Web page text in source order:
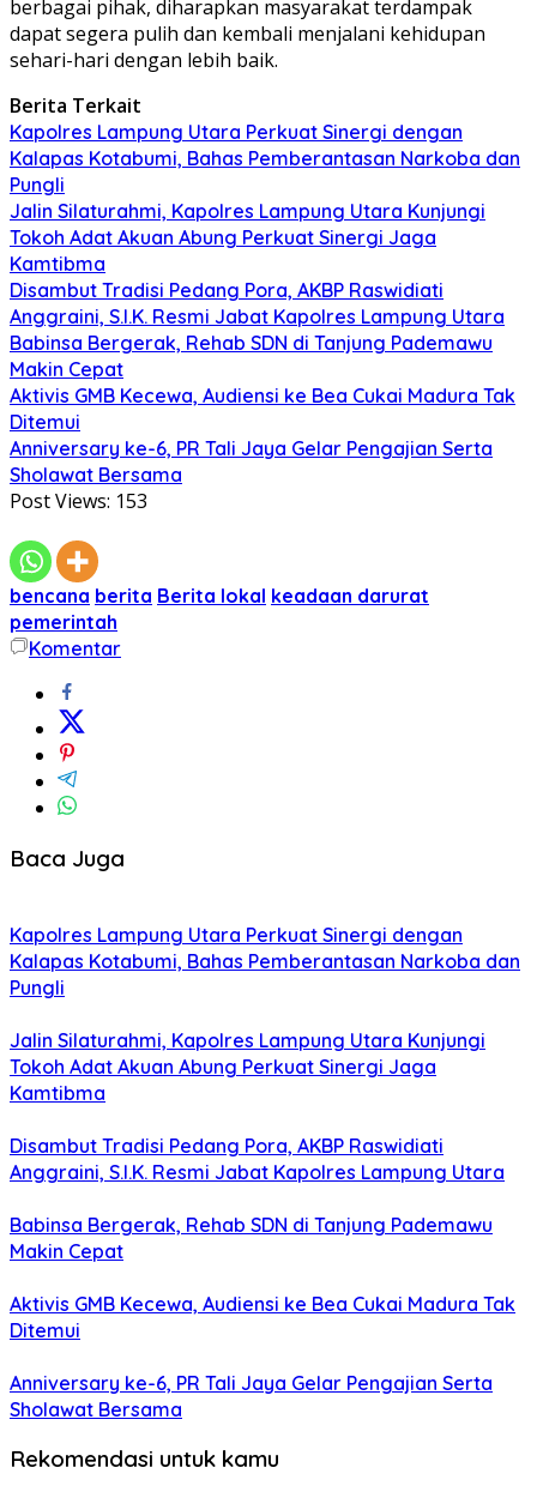
berbagai pihak, diharapkan masyarakat terdampak
dapat segera pulih dan kembali menjalani kehidupan
sehari-hari dengan lebih baik.
Berita Terkait
Kapolres Lampung Utara Perkuat Sinergi dengan
Kalapas Kotabumi, Bahas Pemberantasan Narkoba dan
Pungli
Jalin Silaturahmi, Kapolres Lampung Utara Kunjungi
Tokoh Adat Akuan Abung Perkuat Sinergi Jaga
Kamtibma
Disambut Tradisi Pedang Pora, AKBP Raswidiati
Anggraini, S.I.K. Resmi Jabat Kapolres Lampung Utara
Babinsa Bergerak, Rehab SDN di Tanjung Pademawu
Makin Cepat
Aktivis GMB Kecewa, Audiensi ke Bea Cukai Madura Tak
Ditemui
Anniversary ke-6, PR Tali Jaya Gelar Pengajian Serta
Sholawat Bersama
Post Views: 153
bencana berita Berita lokal keadaan darurat
pemerintah
Komentar
Baca Juga
Kapolres Lampung Utara Perkuat Sinergi dengan
Kalapas Kotabumi, Bahas Pemberantasan Narkoba dan
Pungli
Jalin Silaturahmi, Kapolres Lampung Utara Kunjungi
Tokoh Adat Akuan Abung Perkuat Sinergi Jaga
Kamtibma
Disambut Tradisi Pedang Pora, AKBP Raswidiati
Anggraini, S.I.K. Resmi Jabat Kapolres Lampung Utara
Babinsa Bergerak, Rehab SDN di Tanjung Pademawu
Makin Cepat
Aktivis GMB Kecewa, Audiensi ke Bea Cukai Madura Tak
Ditemui
Anniversary ke-6, PR Tali Jaya Gelar Pengajian Serta
Sholawat Bersama
Rekomendasi untuk kamu